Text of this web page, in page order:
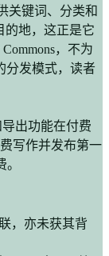
关键词、分类和
的地，这正是它
，不为
分发模式，读者
出功能在付费
写作并发布第一
，亦未获其背